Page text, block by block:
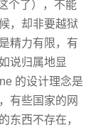
个了），不能
，却非要越狱
精力有限，有
说归属地显
的设计理念是
有些国家的网
东西不存在，